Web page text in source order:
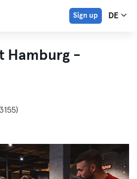
Sign up DE
Hamburg -